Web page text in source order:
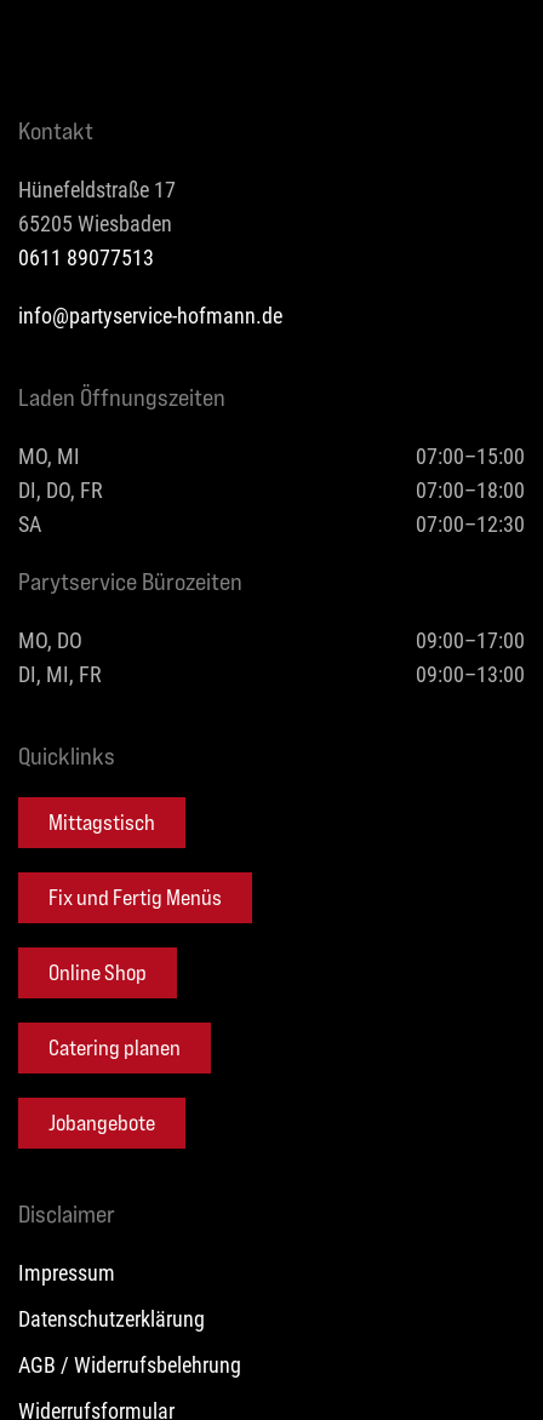
Kontakt
Hünefeldstraße 17
65205 Wiesbaden
0611 89077513
info@partyservice-hofmann.de
Laden Öffnungszeiten
MO, MI
07:00–15:00
DI, DO, FR
07:00–18:00
SA
07:00–12:30
Parytservice Bürozeiten
MO, DO
09:00–17:00
DI, MI, FR
09:00–13:00
Quicklinks
Mittagstisch
Fix und Fertig Menüs
Online Shop
Catering planen
Jobangebote
Disclaimer
Impressum
Datenschutzerklärung
AGB / Widerrufsbelehrung
Widerrufsformular